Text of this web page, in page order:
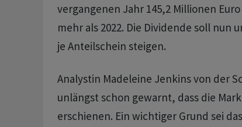
vergangenen Jahr 145,2 Millionen
mehr als 2022. Die Dividende soll nun
je Anteilschein steigen.
Analystin Madeleine Jenkins von der
unlängst schon gewarnt, dass die
erschienen. Ein wichtiger Grund sei